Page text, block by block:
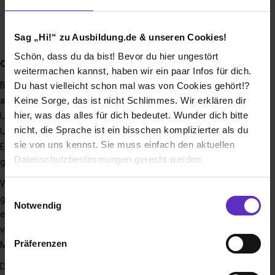
Sag „Hi!“ zu Ausbildung.de & unseren Cookies!
Schön, dass du da bist! Bevor du hier ungestört
weitermachen kannst, haben wir ein paar Infos für dich.
Du hast vielleicht schon mal was von Cookies gehört!?
Keine Sorge, das ist nicht Schlimmes. Wir erklären dir
hier, was das alles für dich bedeutet. Wunder dich bitte
nicht, die Sprache ist ein bisschen komplizierter als du
sie von uns kennst. Sie muss einfach den aktuellen
Datenschutzbestimmungen gerecht werden.
Benutzung der Webseite getroffenen Einstellungen zu
Notwendig
Präferenzen
Zement
Bauchemie
CEMEX als Arbeitgeber
Bei CEMEX ist es uns wichtig, Ihnen eine hochqualitative
abwechslungsreiche Berufsausbildung zu ermöglichen.
Unsere engagierten Ausbilder geben Ihnen individuelle
Unterstützung. Sie bekommen eine überdurchschnittliche
Entlohnung, und unsere Arbeitszeitregeln fördern einen
gesunden Ausgleich zwischen Arbeit und Freizeit.
Warum bieten wir Ihnen diese ganzen Vorteile? Weil wir
genau wissen, unsere starke Position im Markt haben wir in
erster Linie unseren Mitarbeiterinnen und Mitarbeitern zu
verdanken. Und unsere Auszubildenden sind unsere
Mitarbeiterinnen und Mitarbeiter von morgen.
Das können Sie ganz wörtlich nehmen: Wir geben Ihnen eine